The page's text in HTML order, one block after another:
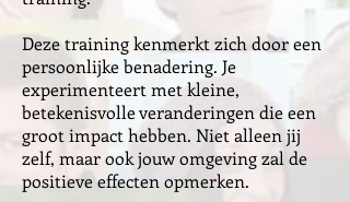
Deze training kenmerkt zich door een
persoonlijke benadering. Je
experimenteert met kleine,
betekenisvolle veranderingen die een
groot impact hebben. Niet alleen jij
zelf, maar ook jouw omgeving zal de
positieve effecten opmerken.